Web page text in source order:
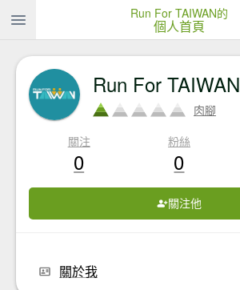
Run For TAIWAN的
個人首頁
Run For TAIWAN
肉腳
關注
0
粉絲
0
關注他
關於我